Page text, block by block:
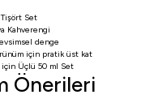
Set
Kahverengi
denge
için pratik üst kat
için Üçlü 50 ml Set
Önerileri